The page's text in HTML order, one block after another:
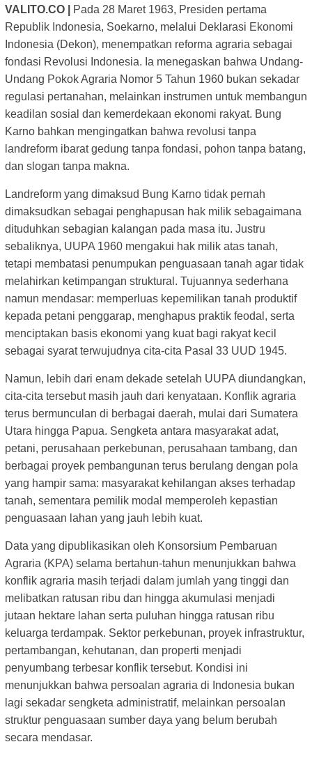
VALITO.CO |
Pada 28 Maret 1963, Presiden pertama
Republik Indonesia, Soekarno, melalui Deklarasi Ekonomi
Indonesia (Dekon), menempatkan reforma agraria sebagai
fondasi Revolusi Indonesia. Ia menegaskan bahwa Undang-
Undang Pokok Agraria Nomor 5 Tahun 1960 bukan sekadar
regulasi pertanahan, melainkan instrumen untuk membangun
keadilan sosial dan kemerdekaan ekonomi rakyat. Bung
Karno bahkan mengingatkan bahwa revolusi tanpa
landreform ibarat gedung tanpa fondasi, pohon tanpa batang,
dan slogan tanpa makna.
Landreform yang dimaksud Bung Karno tidak pernah
dimaksudkan sebagai penghapusan hak milik sebagaimana
dituduhkan sebagian kalangan pada masa itu. Justru
sebaliknya, UUPA 1960 mengakui hak milik atas tanah,
tetapi membatasi penumpukan penguasaan tanah agar tidak
melahirkan ketimpangan struktural. Tujuannya sederhana
namun mendasar: memperluas kepemilikan tanah produktif
kepada petani penggarap, menghapus praktik feodal, serta
menciptakan basis ekonomi yang kuat bagi rakyat kecil
sebagai syarat terwujudnya cita-cita Pasal 33 UUD 1945.
Namun, lebih dari enam dekade setelah UUPA diundangkan,
cita-cita tersebut masih jauh dari kenyataan. Konflik agraria
terus bermunculan di berbagai daerah, mulai dari Sumatera
Utara hingga Papua. Sengketa antara masyarakat adat,
petani, perusahaan perkebunan, perusahaan tambang, dan
berbagai proyek pembangunan terus berulang dengan pola
yang hampir sama: masyarakat kehilangan akses terhadap
tanah, sementara pemilik modal memperoleh kepastian
penguasaan lahan yang jauh lebih kuat.
Data yang dipublikasikan oleh Konsorsium Pembaruan
Agraria (KPA) selama bertahun-tahun menunjukkan bahwa
konflik agraria masih terjadi dalam jumlah yang tinggi dan
melibatkan ratusan ribu dan hingga akumulasi menjadi
jutaan hektare lahan serta puluhan hingga ratusan ribu
keluarga terdampak. Sektor perkebunan, proyek infrastruktur,
pertambangan, kehutanan, dan properti menjadi
penyumbang terbesar konflik tersebut. Kondisi ini
menunjukkan bahwa persoalan agraria di Indonesia bukan
lagi sekadar sengketa administratif, melainkan persoalan
struktur penguasaan sumber daya yang belum berubah
secara mendasar.